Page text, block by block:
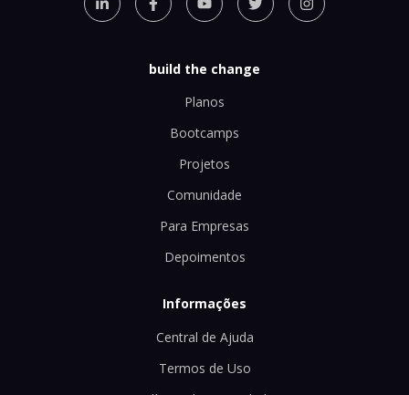
build the change
Planos
Bootcamps
Projetos
Comunidade
Para Empresas
Depoimentos
Informações
Central de Ajuda
Termos de Uso